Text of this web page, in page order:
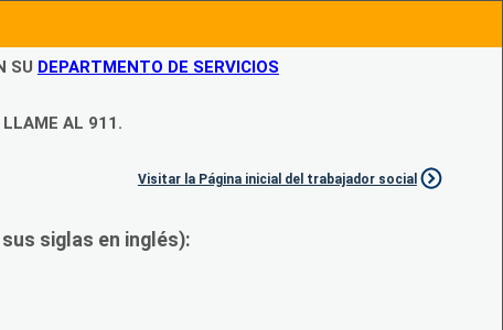
SU DEPARTMENTO DE SERVICIOS
LLAME AL 911.
Visitar la Página inicial del trabajador social
siglas en inglés):